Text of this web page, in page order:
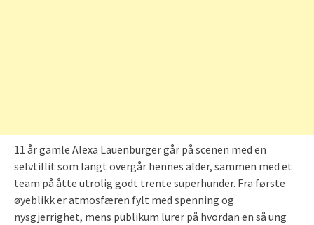
11 år gamle Alexa Lauenburger går på scenen med en
selvtillit som langt overgår hennes alder, sammen med et
team på åtte utrolig godt trente superhunder. Fra første
øyeblikk er atmosfæren fylt med spenning og
nysgjerrighet, mens publikum lurer på hvordan en så ung